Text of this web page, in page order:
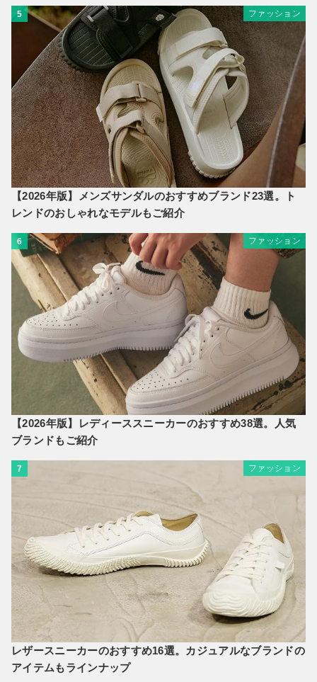
5 ファッション
【2026年版】メンズサンダルのおすすめブランド23選。ト
レンドのおしゃれなモデルもご紹介
6 ファッション
【2026年版】レディーススニーカーのおすすめ38選。人気
ブランドもご紹介
7 ファッション
レザースニーカーのおすすめ16選。カジュアルなブランドの
アイテムもラインナップ